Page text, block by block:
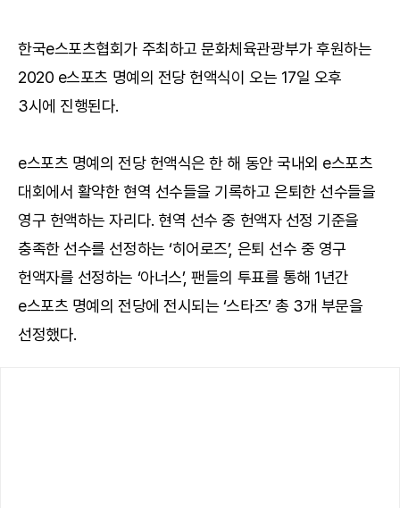
한국e스포츠협회가 주최하고 문화체육관광부가 후원하는
2020 e스포츠 명예의 전당 헌액식이 오는 17일 오후
3시에 진행된다.
e스포츠 명예의 전당 헌액식은 한 해 동안 국내외 e스포츠
대회에서 활약한 현역 선수들을 기록하고 은퇴한 선수들을
영구 헌액하는 자리다. 현역 선수 중 헌액자 선정 기준을
충족한 선수를 선정하는 ‘히어로즈’, 은퇴 선수 중 영구
헌액자를 선정하는 ‘아너스’, 팬들의 투표를 통해 1년간
e스포츠 명예의 전당에 전시되는 ‘스타즈’ 총 3개 부문을
선정했다.